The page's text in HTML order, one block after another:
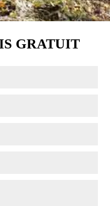
GRATUIT